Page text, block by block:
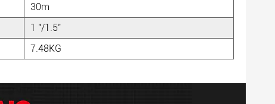
30m
1 "/1.5"
7.48KG